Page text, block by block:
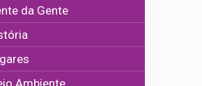
da Gente
Ambiente